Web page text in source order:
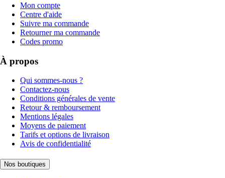
Mon compte
Centre d'aide
Suivre ma commande
Retourner ma commande
Codes promo
À propos
Qui sommes-nous ?
Contactez-nous
Conditions générales de vente
Retour & remboursement
Mentions légales
Moyens de paiement
Tarifs et options de livraison
Avis de confidentialité
Nos boutiques